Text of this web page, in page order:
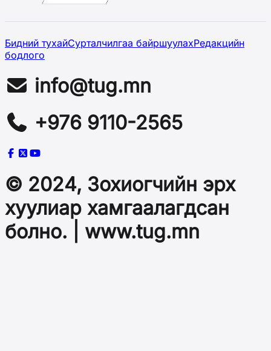
Бидний тухайСурталчилгаа байршуулахРедакцийн
бодлого
info@tug.mn
+976 9110-2565
© 2024, Зохиогчийн эрх
хуулиар хамгаалагдсан
болно. | www.tug.mn